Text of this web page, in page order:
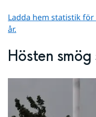
Ladda hem statistik
år.
Hösten